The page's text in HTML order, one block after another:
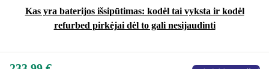
Kas yra baterijos išsipūtimas: kodėl tai vyksta ir kodėl
refurbed pirkėjai dėl to gali nesijaudinti